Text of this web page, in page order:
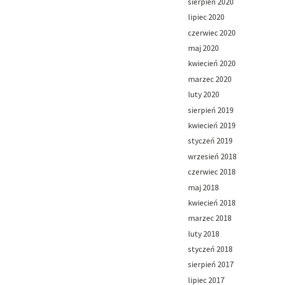
lipiec 2020
czerwiec 2020
maj 2020
kwiecień 2020
marzec 2020
luty 2020
sierpień 2019
kwiecień 2019
styczeń 2019
wrzesień 2018
czerwiec 2018
maj 2018
kwiecień 2018
marzec 2018
luty 2018
styczeń 2018
sierpień 2017
lipiec 2017